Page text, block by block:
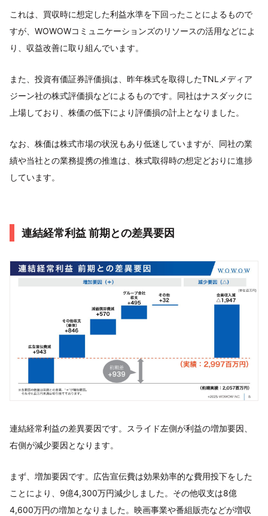
これは、買収時に想定した利益水準を下回ったことによるもので
すが、WOWOWコミュニケーションズのリソースの活用などによ
り、収益改善に取り組んでいます。
また、投資有価証券評価損は、昨年株式を取得したTNLメディア
ジーン社の株式評価損などによるものです。同社はナスダックに
上場しており、株価の低下により評価損の計上となりました。
なお、株価は株式市場の状況もあり低迷していますが、同社の業
績や当社との業務提携の推進は、株式取得時の想定どおりに進捗
しています。
連結経常利益 前期との差異要因
連結経常利益の差異要因です。スライド左側が利益の増加要因、
右側が減少要因となります。
まず、増加要因です。広告宣伝費は効果効率的な費用投下をした
ことにより、9億4,300万円減少しました。その他収支は8億
4,600万円の増加となりました。映画事業や番組販売などが増収